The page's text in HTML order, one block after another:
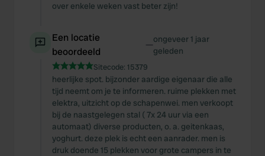
over enkele weken vast beter zijn!
Een locatie
beoordeeld
—ongeveer 1 jaar
geleden
Sitecode: 15379
heerlijke spot. bijzonder aardige eigenaar die alle
tijd neemt om je te informeren. ruime plekken met
elektra, uitzicht op de schapenwei. men verkoopt
bij de naastgelegen stal ( 7x 24 uur via een
automaat) diverse producten, o. a. geitenkaas,
yoghurt. deze plek is echt een aanrader. men is
druk doende 15 plekken voor grote campers in te